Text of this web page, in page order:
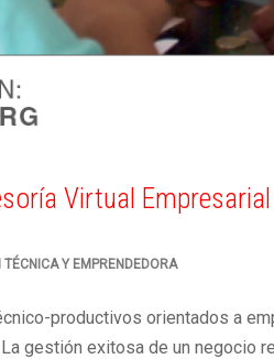
Virtual Empresarial
Y EMPRENDEDORA
productivos orientados a
gestión exitosa de un negocio